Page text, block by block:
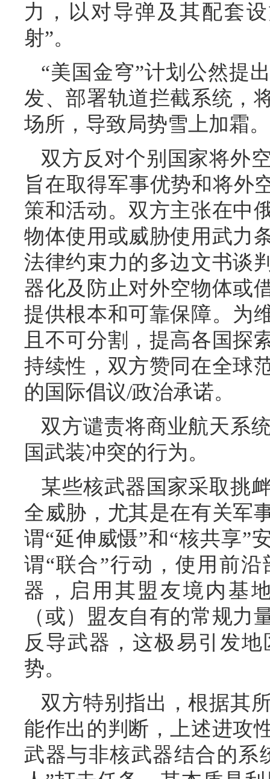
力，以对导弹及其配套
射”。
“美国金穹”计划公然提
发、部署轨道拦截系统，
场所，导致局势雪上加霜。
双方反对个别国家将外
旨在取得军事优势和将外
策和活动。双方主张在中
物体使用或威胁使用武力
法律约束力的多边文书谈
器化及防止对外空物体或
提供根本和可靠保障。为
且不可分割，提高各国探
持续性，双方赞同在全球
的国际倡议/政治承诺。
双方谴责将商业航天系
国武装冲突的行为。
某些核武器国家采取挑
全威胁，尤其是在有关军
谓“延伸威慑”和“核共享”
谓“联合”行动，使用前
器，启用其盟友境内基
（或）盟友自有的常规力
反导武器，这极易引发
势。
双方特别指出，根据其
能作出的判断，上述进攻
武器与非核武器结合的系